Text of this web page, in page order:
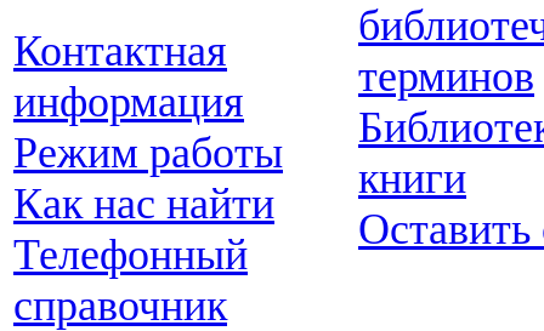
Контактная
информация
Режим работы
Как нас найти
Телефонный
справочник
терминов
книги
Оставить